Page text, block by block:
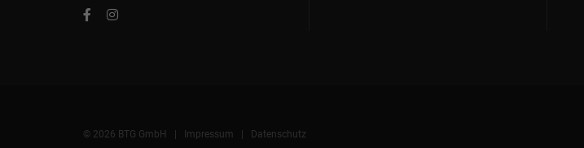
© 2026 BTG GmbH | Impressum Datenschutz